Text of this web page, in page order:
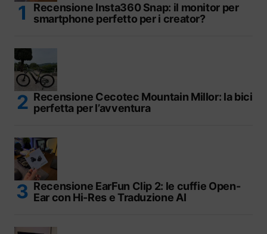
Recensione Insta360 Snap: il monitor per
smartphone perfetto per i creator?
Recensione Cecotec Mountain Millor: la bici
perfetta per l’avventura
Recensione EarFun Clip 2: le cuffie Open-
Ear con Hi-Res e Traduzione AI